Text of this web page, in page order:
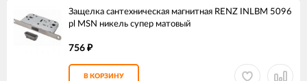
Защелка сантехническая магнитная RENZ INLBM 5096
pl MSN никель супер матовый
756 ₽
В КОРЗИНУ